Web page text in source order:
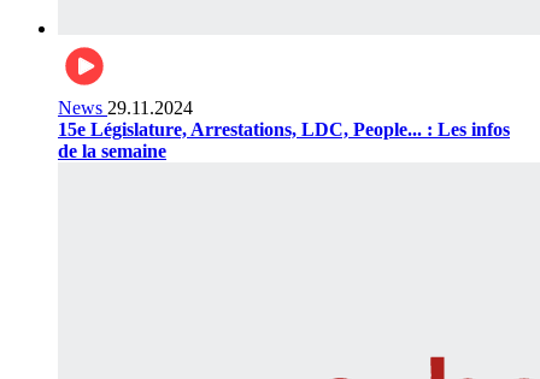
News 29.11.2024
15e Législature, Arrestations, LDC, People... : Les infos
de la semaine